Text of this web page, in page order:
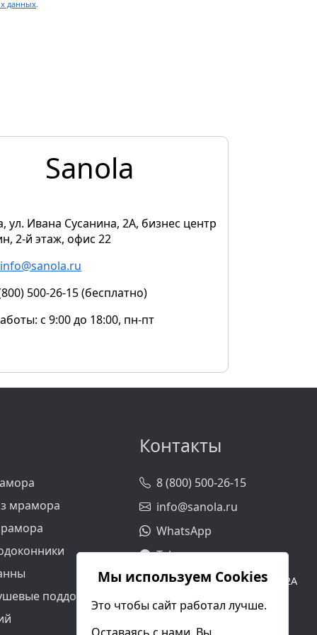
данных
Sanola
ул. Ивана Сусанина, 2А, бизнес центр
2-й этаж, офис 22
info@sanola.ru
500-26-15 (бесплатно)
с 9:00 до 18:00, пн-пт
мрамора
поддоны
Контакты
8 (800) 500-26-15
info@sanola.ru
WhatsApp
Telegram
Москва, ул. Ивана Сусанина, 2А
2-й этаж, офис 22
схема проезда
Мы используем Cookies
Это чтобы сайт работал лучше.